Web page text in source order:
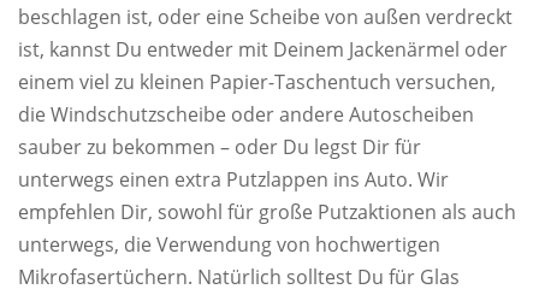
beschlagen ist, oder eine Scheibe von außen verdreckt
ist, kannst Du entweder mit Deinem Jackenärmel oder
einem viel zu kleinen Papier-Taschentuch versuchen,
die Windschutzscheibe oder andere Autoscheiben
sauber zu bekommen – oder Du legst Dir für
unterwegs einen extra Putzlappen ins Auto. Wir
empfehlen Dir, sowohl für große Putzaktionen als auch
unterwegs, die Verwendung von hochwertigen
Mikrofasertüchern. Natürlich solltest Du für Glas